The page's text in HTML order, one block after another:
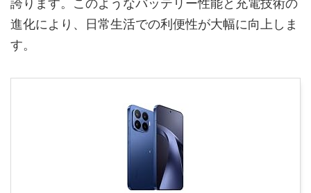
誇ります。このようなバッテリー性能と充電技術の
進化により、日常生活での利便性が大幅に向上しま
す。